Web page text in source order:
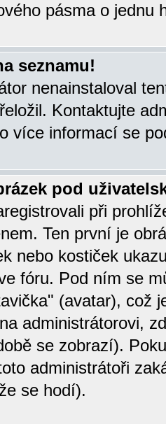
pásma o jednu
seznamu!
nenainstaloval
Kontaktujte
více informací se
pod
při
Ten první je
nebo kostiček
fóru. Pod ním se
(avatar), což
administrátorovi,
se zobrazí).
administrátoři
se hodí).